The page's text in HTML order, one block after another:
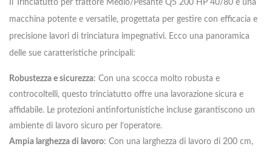
Il Trinciatutto per trattore Medio/Pesante Q5 200 HP 40/80 è una
macchina potente e versatile, progettata per gestire con efficacia e
precisione lavori di trinciatura impegnativi. Ecco una panoramica
delle sue caratteristiche principali:
Robustezza e sicurezza: Con una scocca molto robusta e
controcoltelli, questo trinciatutto offre una lavorazione sicura e
affidabile. Le protezioni antinfortunistiche incluse garantiscono un
ambiente di lavoro sicuro per l’operatore.
Ampia larghezza di lavoro: Con una larghezza di lavoro di 200 cm,